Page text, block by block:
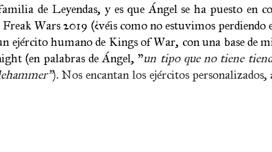
de Leyendas, y es que Ángel se ha puesto en
Wars 2019 (¿véis como no estuvimos perdiendo
ejército humano de Kings of War, con una base de
(en palabras de Ángel, "un tipo que no tiene
). Nos encantan los ejércitos personalizados,